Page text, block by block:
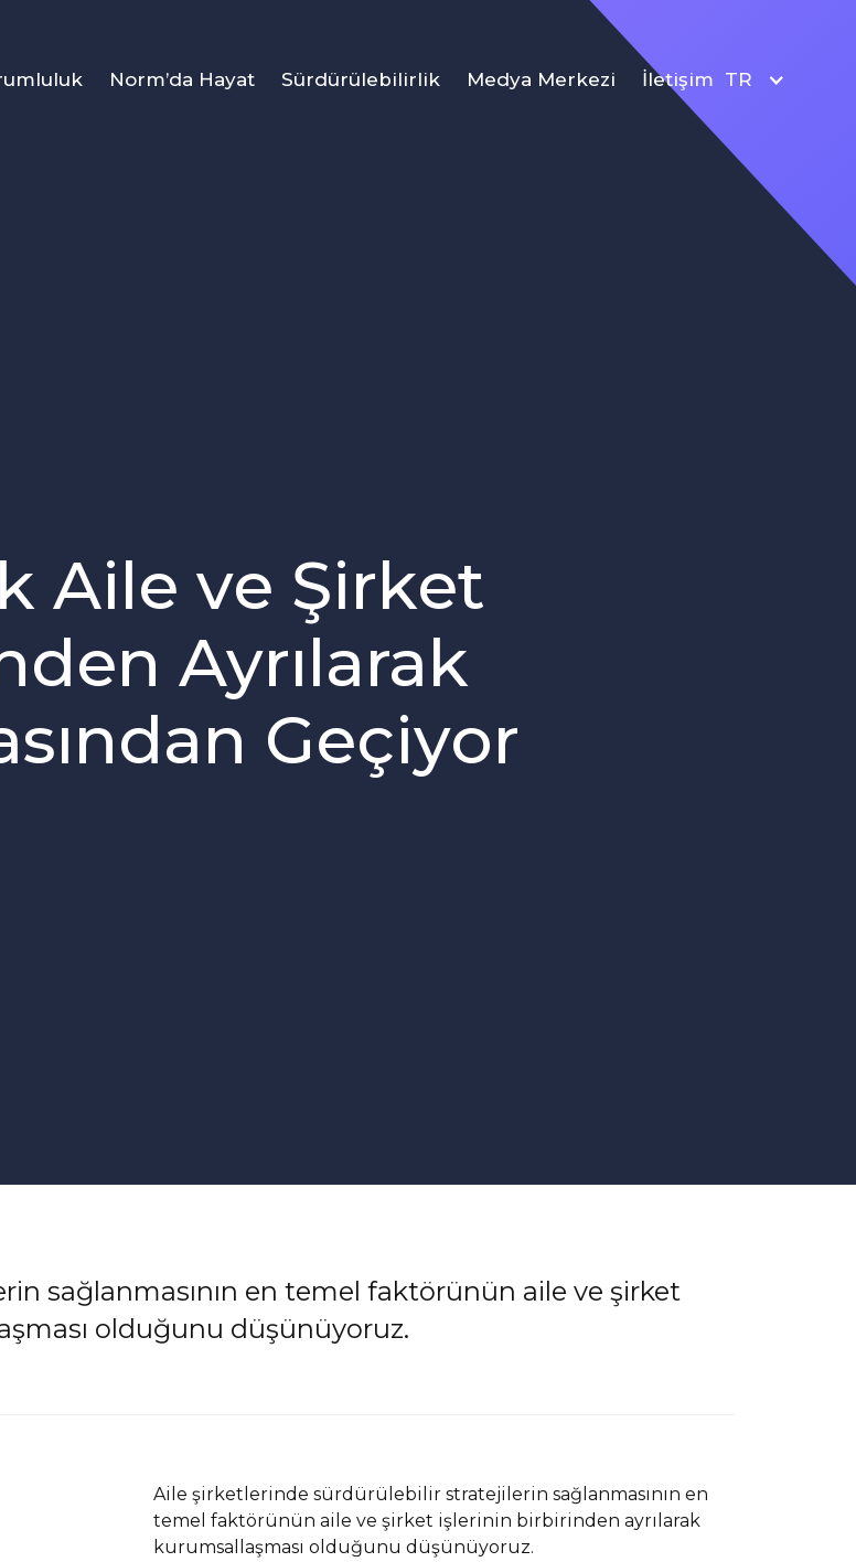
Norm’da Hayat Sürdürülebilirlik Medya Merkezi İletişim TR
Aile ve Şirket
Ayrılarak
Geçiyor
sağlanmasının en temel faktörünün aile ve şirket
olduğunu düşünüyoruz.
Aile şirketlerinde sürdürülebilir stratejilerin sağlanmasının en
temel faktörünün aile ve şirket işlerinin birbirinden ayrılarak
kurumsallaşması olduğunu düşünüyoruz.